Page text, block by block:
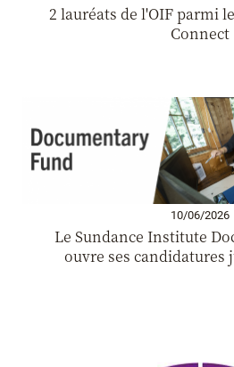
2 lauréats de l'OIF parmi
Connect
10/06/2026
Le Sundance Institute
ouvre ses candidatures